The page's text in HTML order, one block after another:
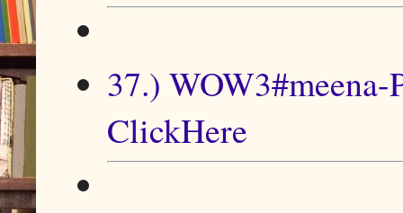
37.)
ClickHere